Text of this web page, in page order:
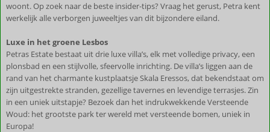
woont. Op zoek naar de beste insider-tips? Vraag het gerust, Petra kent
werkelijk alle verborgen juweeltjes van dit bijzondere eiland.
Luxe in het groene Lesbos
Petras Estate bestaat uit drie luxe villa’s, elk met volledige privacy, een
plonsbad en een stijlvolle, sfeervolle inrichting. De villa’s liggen aan de
rand van het charmante kustplaatsje Skala Eressos, dat bekendstaat om
zijn uitgestrekte stranden, gezellige tavernes en levendige terrasjes. Zin
in een uniek uitstapje? Bezoek dan het indrukwekkende Versteende
Woud: het grootste park ter wereld met versteende bomen, uniek in
Europa!